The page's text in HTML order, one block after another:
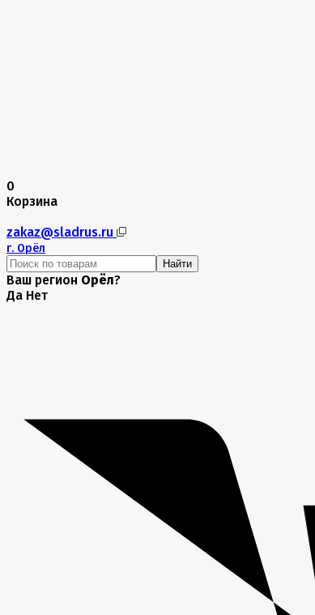
0
Корзина
zakaz@sladrus.ru
г. Орёл
Найти
Ваш регион Орёл?
Да Нет